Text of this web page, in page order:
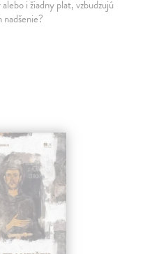
i žiadny plat, vzbudzujú
nadšenie?